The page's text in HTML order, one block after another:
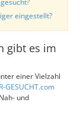
eingestellt?
gibt es im
einer Vielzahl
GESUCHT.com
und